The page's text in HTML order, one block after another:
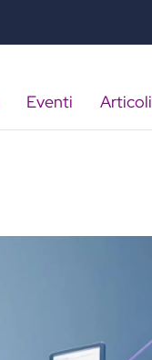
Eventi Articoli